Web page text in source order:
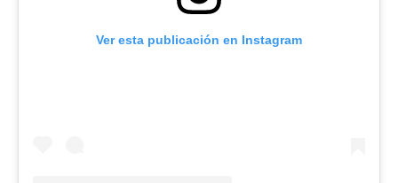
Ver esta publicación en Instagram